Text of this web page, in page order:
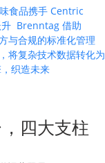
食品携手 Centric
Brenntag 借助
与合规的标准化管理
将复杂技术数据转化为
织造未来
四大支柱